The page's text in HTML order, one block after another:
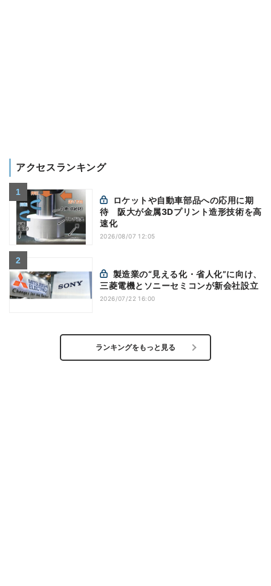
アクセスランキング
待 阪大が金属3Dプリント造形技術を高
速化
2026/08/07 12:05
三菱電機とソニーセミコンが新会社設立
2026/07/22 16:00
ランキングをもっと見る